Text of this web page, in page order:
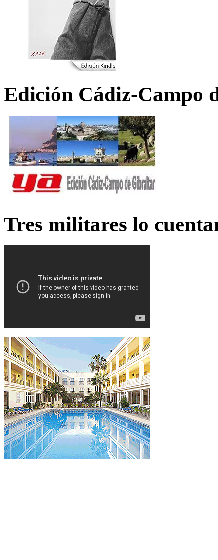
Edición Cádiz-Campo
Tres militares lo